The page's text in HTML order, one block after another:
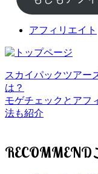
アフィリエイト
スカイパックツアー
は？
モゲチェックとアフ
法も紹介
RECOMMEND